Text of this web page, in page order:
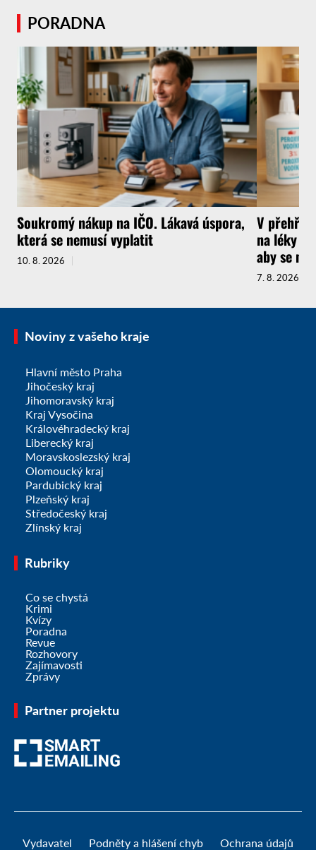
PORADNA
Soukromý nákup na IČO. Lákavá úspora,
která se nemusí vyplatit
10. 8. 2026
V
na léky a
aby se
7. 8. 2026
Noviny z vašeho kraje
Hlavní město Praha
Jihočeský kraj
Jihomoravský kraj
Kraj Vysočina
Královéhradecký kraj
Liberecký kraj
Moravskoslezský kraj
Olomoucký kraj
Pardubický kraj
Plzeňský kraj
Středočeský kraj
Zlínský kraj
Rubriky
Co se chystá
Krimi
Kvízy
Poradna
Revue
Rozhovory
Zajímavosti
Zprávy
Partner projektu
Vydavatel Podněty a hlášení chyb Ochrana údajů